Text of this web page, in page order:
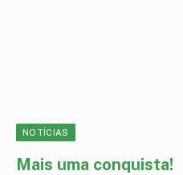
NOTÍCIAS
Mais uma conquista!